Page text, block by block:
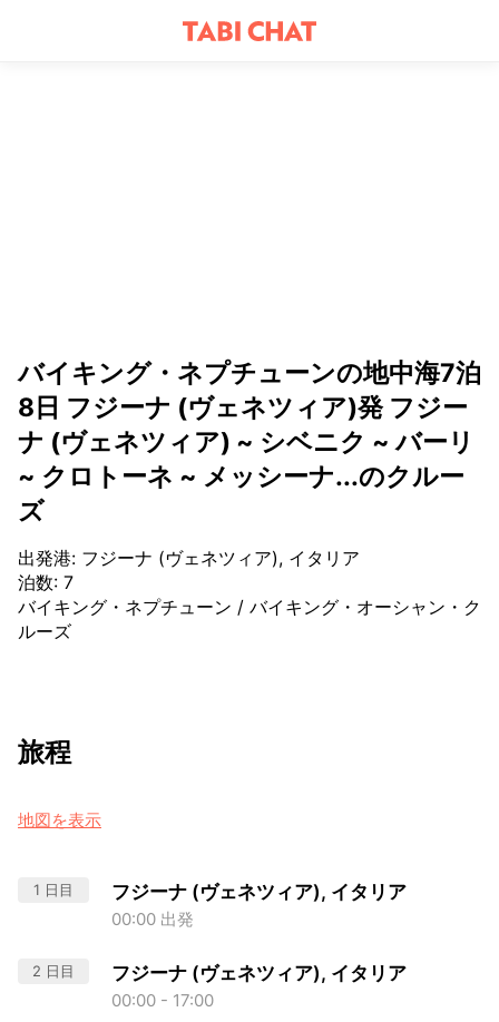
バイキング・ネプチューンの地中海7泊
8日 フジーナ (ヴェネツィア)発 フジー
ナ (ヴェネツィア) ~ シベニク ~ バーリ
~ クロトーネ ~ メッシーナ...のクルー
ズ
出発港: フジーナ (ヴェネツィア), イタリア
泊数: 7
バイキング・ネプチューン / バイキング・オーシャン・ク
ルーズ
旅程
地図を表示
1 日目 フジーナ (ヴェネツィア), イタリア
00:00 出発
2 日目 フジーナ (ヴェネツィア), イタリア
00:00 - 17:00